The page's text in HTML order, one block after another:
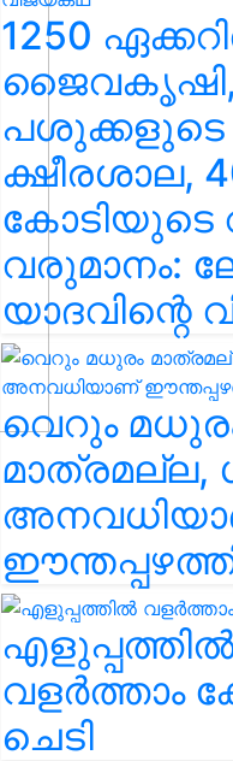
1250
ജൈവകൃഷി,
പശുക്കളുടെ
ക്ഷീരശാല,
കോടിയുടെ
വരുമാനം:
യാദവിന്റെ
വെറും
വളർത്താം
ചെടി